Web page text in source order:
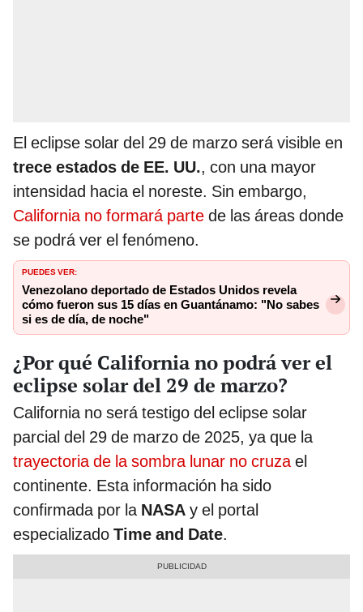
El eclipse solar del 29 de marzo será visible en
trece estados de EE. UU., con una mayor
intensidad hacia el noreste. Sin embargo,
California no formará parte de las áreas donde
se podrá ver el fenómeno.
PUEDES VER:
Venezolano deportado de Estados Unidos revela
cómo fueron sus 15 días en Guantánamo: "No sabes
si es de día, de noche"
¿Por qué California no podrá ver el
eclipse solar del 29 de marzo?
California no será testigo del eclipse solar
parcial del 29 de marzo de 2025, ya que la
trayectoria de la sombra lunar no cruzael
continente. Esta información ha sido
confirmada por la NASA y el portal
especializado Time and Date.